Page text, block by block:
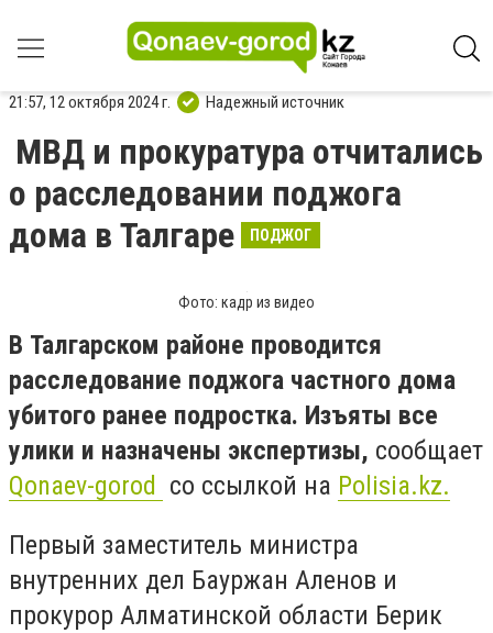
21:57, 12 октября 2024 г. Надежный источник
МВД и прокуратура отчитались
о расследовании поджога
дома в Талгаре
ПОДЖОГ
Фото: кадр из видео
В Талгарском районе проводится
расследование поджога частного дома
убитого ранее подростка. Изъяты все
улики и назначены экспертизы, сообщает
Qonaev-gorod со ссылкой на Polisia.kz.
Первый заместитель министра
внутренних дел Бауржан Аленов и
прокурор Алматинской области Берик